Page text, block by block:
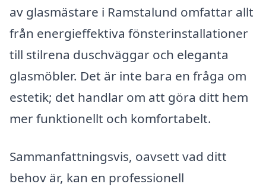
av glasmästare i Ramstalund omfattar allt
från energieffektiva fönsterinstallationer
till stilrena duschväggar och eleganta
glasmöbler. Det är inte bara en fråga om
estetik; det handlar om att göra ditt hem
mer funktionellt och komfortabelt.
Sammanfattningsvis, oavsett vad ditt
behov är, kan en professionell